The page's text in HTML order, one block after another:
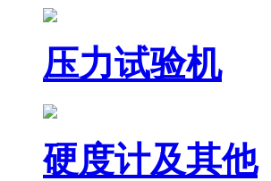
压力试验机
硬度计及其他